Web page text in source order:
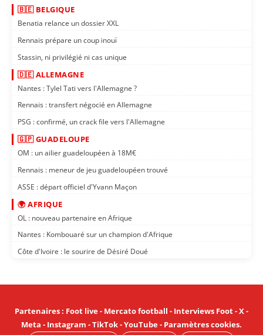
🇧🇪 BELGIQUE
Benatia relance un dossier XXL
Rennais prépare un coup inouï
Stassin, ni privilégié ni cas unique
🇩🇪 ALLEMAGNE
Nantes : Tylel Tati vers l'Allemagne ?
Rennais : transfert négocié en Allemagne
PSG : confirmé, un crack file vers l'Allemagne
🇬🇵 GUADELOUPE
OM : un ailier guadeloupéen à 18M€
Rennais : meneur de jeu guadeloupéen trouvé
ASSE : départ officiel d'Yvann Maçon
🌍 AFRIQUE
OL : nouveau partenaire en Afrique
Nantes : Kombouaré sur un champion d'Afrique
Côte d'Ivoire : le sourire de Désiré Doué
Partenaires: Foot live- Mercato football - Interviews Foot-X-
Meta - Instagram -TikTok-YouTube- Paramètres cookies.